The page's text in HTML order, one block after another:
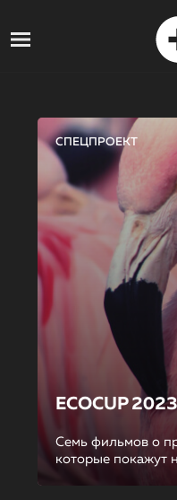
СПЕЦПРОЕКТ
ECOCUP 2023
Семь фильмов о
которые покажут